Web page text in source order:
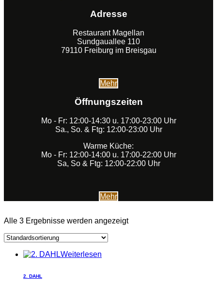
Adresse
Restaurant Magellan
Sundgauallee 110
79110 Freiburg im Breisgau
Mehr
Öffnungszeiten
Mo - Fr: 12:00-14:30 u. 17:00-23:00 Uhr
Sa., So. & Ftg: 12:00-23:00 Uhr
Warme Küche:
Mo - Fr: 12:00-14:00 u. 17:00-22:00 Uhr
Sa, So & Ftg: 12:00-22:00 Uhr
Mehr
Alle 3 Ergebnisse werden angezeigt
Weiterlesen
2. DAHL